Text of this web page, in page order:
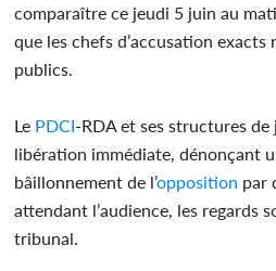
comparaître ce jeudi 5 juin au
que les chefs d’accusation exacts
publics.
Le PDCI-RDA et ses structures de
libération immédiate, dénonçant
bâillonnement de l’opposition par
attendant l’audience, les regards
tribunal.